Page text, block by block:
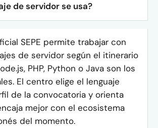
de servidor se usa?
SEPE permite trabajar con
de servidor según el itinerario
PHP, Python o Java son los
El centro elige el lenguaje
de la convocatoria y orienta
mejor con el ecosistema
del momento.